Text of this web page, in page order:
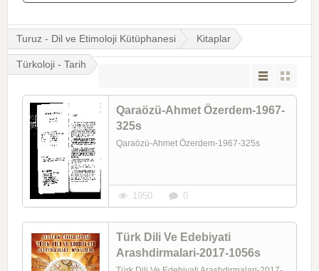
Turuz - Dil ve Etimoloji Kütüphanesi Kitaplar
Türkoloji - Tarih
Qaraözü-Ahmet Özerdem-1967-
325s
Qaraözü-Ahmet Özerdem-1967-325s
1950 0
Türk Dili Ve Edebiyati
Arashdirmalari-2017-1056s